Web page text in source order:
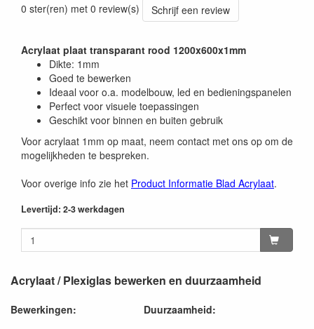
0 ster(ren) met 0 review(s)
Schrijf een review
Acrylaat plaat transparant rood 1200x600x1mm
Dikte: 1mm
Goed te bewerken
Ideaal voor o.a. modelbouw, led en bedieningspanelen
Perfect voor visuele toepassingen
Geschikt voor binnen en buiten gebruik
Voor acrylaat 1mm op maat, neem contact met ons op om de
mogelijkheden te bespreken.
Voor overige info zie het Product Informatie Blad Acrylaat.
Levertijd: 2-3 werkdagen
Acrylaat / Plexiglas bewerken en duurzaamheid
Bewerkingen:
Duurzaamheid: